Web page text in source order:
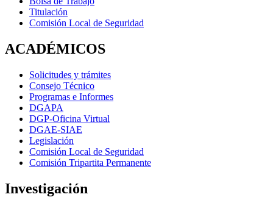
Titulación
Comisión Local de Seguridad
ACADÉMICOS
Solicitudes y trámites
Consejo Técnico
Programas e Informes
DGAPA
DGP-Oficina Virtual
DGAE-SIAE
Legislación
Comisión Local de Seguridad
Comisión Tripartita Permanente
Investigación